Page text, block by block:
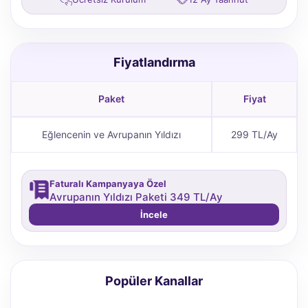
Fiyatlandırma
Paket Fiyat
Eğlencenin ve Avrupanın Yıldızı 299 TL/Ay
Faturalı Kampanyaya Özel
Avrupanın Yıldızı Paketi 349 TL/Ay
İncele
Popüler Kanallar